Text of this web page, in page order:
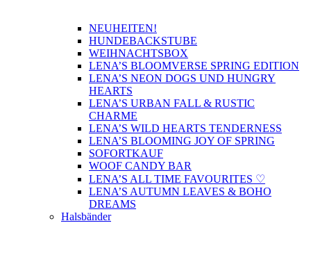
NEUHEITEN!
HUNDEBACKSTUBE
WEIHNACHTSBOX
LENA’S BLOOMVERSE SPRING EDITION
LENA’S NEON DOGS UND HUNGRY
HEARTS
LENA’S URBAN FALL & RUSTIC
CHARME
LENA’S WILD HEARTS TENDERNESS
LENA’S BLOOMING JOY OF SPRING
SOFORTKAUF
WOOF CANDY BAR
LENA’S ALL TIME FAVOURITES ♡
LENA’S AUTUMN LEAVES & BOHO
DREAMS
Halsbänder